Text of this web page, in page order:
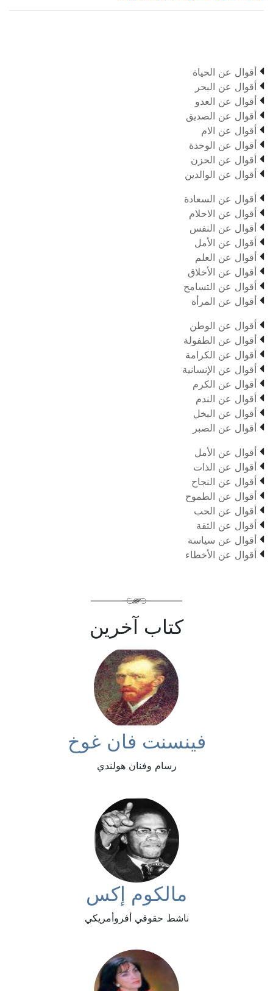
 أقوال عن الحياة
 أقوال عن البحر
 أقوال عن العدو
 أقوال عن الصديق
 أقوال عن الام
 أقوال عن الوحدة
 أقوال عن الحزن
 أقوال عن الوالدين
 أقوال عن السعادة
 أقوال عن الاحلام
 أقوال عن النفس
 أقوال عن الأمل
 أقوال عن العلم
 أقوال عن الأخلاق
 أقوال عن التسامح
 أقوال عن المرأة
 أقوال عن الوطن
 أقوال عن الطفولة
 أقوال عن الكرامة
 أقوال عن الإنسانية
 أقوال عن الكرم
 أقوال عن الندم
 أقوال عن البخل
 أقوال عن الصبر
 أقوال عن الأمل
 أقوال عن الذات
 أقوال عن النجاح
 أقوال عن الطموح
 أقوال عن الحب
 أقوال عن الثقة
 أقوال عن سياسة
 أقوال عن الأخطاء
كتاب آخرين
فينسنت فان غوخ
رسام وفنان هولندي
مالكوم إكس
ناشط حقوقي أفروأمريكي